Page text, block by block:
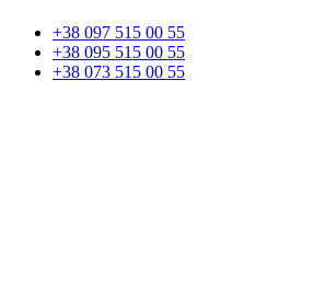
+38 097 515 00 55
+38 095 515 00 55
+38 073 515 00 55